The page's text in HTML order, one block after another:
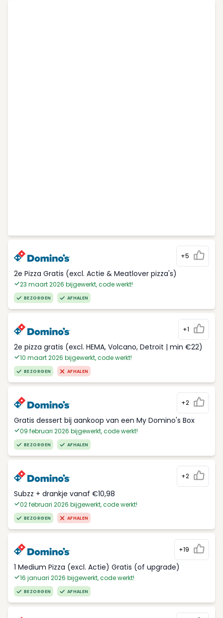
+5
2e Pizza Gratis (excl. Actie & Meatlover pizza's)
23 maart 2026 bijgewerkt, code werkt!
BEZORGEN AFHALEN
+1
2e pizza gratis (excl. HEMA, Volcano, Detroit | min €22)
10 maart 2026 bijgewerkt, code werkt!
BEZORGEN AFHALEN
+2
Gratis dessert bij aankoop van een My Domino's Box
09 februari 2026 bijgewerkt, code werkt!
BEZORGEN AFHALEN
+2
Subzz + drankje vanaf €10,98
02 februari 2026 bijgewerkt, code werkt!
BEZORGEN AFHALEN
+19
1 Medium Pizza (excl. Actie) Gratis (of upgrade)
16 januari 2026 bijgewerkt, code werkt!
BEZORGEN AFHALEN